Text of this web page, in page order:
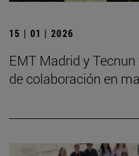
15 | 01 | 2026
EMT Madrid y
de colaboración en